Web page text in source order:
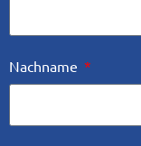
Nachname